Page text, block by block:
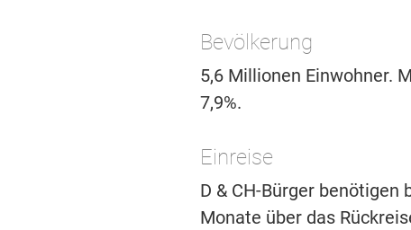
Bevölkerung
5,6 Millionen Einwohner.
7,9%.
Einreise
D & CH-Bürger
Monate über das